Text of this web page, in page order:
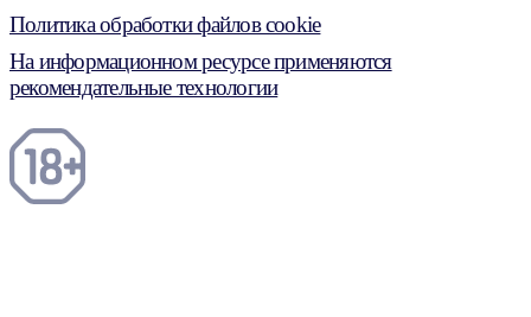
Политика обработки файлов cookie
На информационном ресурсе применяются
рекомендательные технологии